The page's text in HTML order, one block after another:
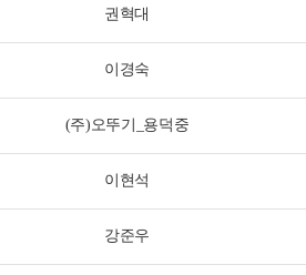
권혁대
이경숙
(주)오뚜기_용덕중
이현석
강준우